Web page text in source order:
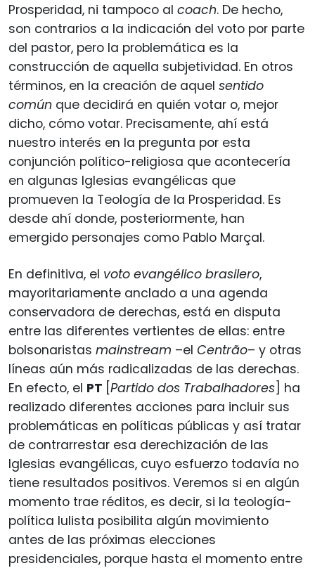
Prosperidad, ni tampoco al coach. De hecho,
son contrarios a la indicación del voto por parte
del pastor, pero la problemática es la
construcción de aquella subjetividad. En otros
términos, en la creación de aquel sentido
común que decidirá en quién votar o, mejor
dicho, cómo votar. Precisamente, ahí está
nuestro interés en la pregunta por esta
conjunción político-religiosa que acontecería
en algunas Iglesias evangélicas que
promueven la Teología de la Prosperidad. Es
desde ahí donde, posteriormente, han
emergido personajes como Pablo Marçal.
En definitiva, el voto evangélico brasilero,
mayoritariamente anclado a una agenda
conservadora de derechas, está en disputa
entre las diferentes vertientes de ellas: entre
bolsonaristas mainstream –el Centrão– y otras
líneas aún más radicalizadas de las derechas.
En efecto, el PT Partido dos Trabalhadores ] ha
realizado diferentes acciones para incluir sus
problemáticas en políticas públicas y así tratar
de contrarrestar esa derechización de las
Iglesias evangélicas, cuyo esfuerzo todavía no
tiene resultados positivos. Veremos si en algún
momento trae réditos, es decir, si la teología-
política lulista posibilita algún movimiento
antes de las próximas elecciones
presidenciales, porque hasta el momento entre